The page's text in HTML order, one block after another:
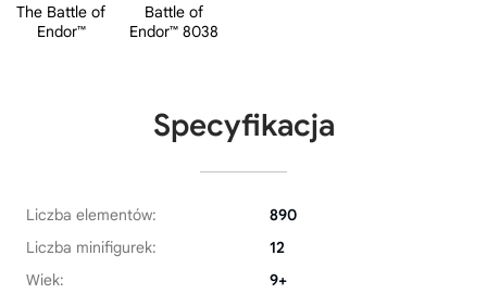
Specyfikacja
Liczba elementów:
890
Liczba minifigurek:
12
Wiek:
9+